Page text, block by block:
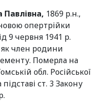
1869 р.н.,
опертрійки
9 червня 1941 р.
член родини
Померла на
обл. Російської
ст. 3 Закону